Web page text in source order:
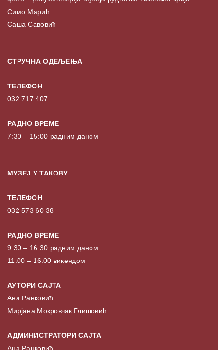
Симо Марић
Саша Савовић
СТРУЧНА ОДЕЉЕЊА
ТЕЛЕФОН
032 717 407
РАДНО ВРЕМЕ
7:30 – 15:00 радним даном
МУЗЕЈ У ТАКОВУ
ТЕЛЕФОН
032 573 60 38
РАДНО ВРЕМЕ
9:30 – 16:30 радним даном
11:00 – 16:00 викендом
АУТОРИ САЈТА
Ана Ранковић
Мирјана Мокровчак Глишовић
АДМИНИСТРАТОРИ САЈТА
Ана Ранковић